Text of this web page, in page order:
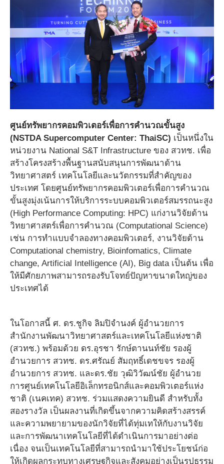
ศูนย์ทรัพยากรคอมพิวเตอร์เพื่อการคำนวณขั้นสูง
(NSTDA Supercomputer Center: ThaiSC) เป็นหนึ่งใน
หน่วยงาน National S&T Infrastructure ของ สวทช. เพื่อ
สร้างโครงสร้างพื้นฐานสนับสนุนการพัฒนาด้าน
วิทยาศาสตร์ เทคโนโลยีและนวัตกรรมที่สำคัญของ
ประเทศ โดยศูนย์ทรัพยากรคอมพิวเตอร์เพื่อการคำนวณ
ขั้นสูงมุ่งเน้นการให้บริการระบบคอมพิวเตอร์สมรรถนะสูง
(High Performance Computing: HPC) แก่งานวิจัยด้าน
วิทยาศาสตร์เพื่อการคำนวณ (Computational Science)
เช่น การทำแบบจำลองทางคอมพิวเตอร์, งานวิจัยด้าน
Computational chemistry, Bioinfomatics, Climate
change, Artificial Intelligence (AI), Big data เป็นต้น เพื่อ
ให้มีศักยภาพสามารถรองรับโจทย์ปัญหาขนาดใหญ่ของ
ประเทศได้
ในโอกาสนี้ ศ. ดร.ชูกิจ ลิมปิจำนงค์ ผู้อำนวยการ
สำนักงานพัฒนาวิทยาศาสตร์และเทคโนโลยีแห่งชาติ
(สวทช.) พร้อมด้วย ดร.อุรชา รักษ์ตานนท์ชัย รองผู้
อำนวยการ สวทช. ดร.ศรัณย์ สัมฤทธิ์เดชขจร รองผู้
อำนวยการ สวทช. และดร.ชัย วุฒิวิวัฒน์ชัย ผู้อำนวย
การศูนย์เทคโนโลยีอิเล็กทรอนิกส์และคอมพิวเตอร์แห่ง
ชาติ (เนคเทค) สวทช. ร่วมแสดงความยินดี สำหรับทั้ง
สองรางวัล เป็นผลงานที่เกิดขึ้นจากความคิดสร้างสรรค์
และความพยายามของนักวิจัยที่ได้ทุ่มเทให้กับงานวิจัย
และการพัฒนาเทคโนโลยีที่ได้ดำเนินการมาอย่างต่อ
เนื่อง จนเป็นเทคโนโลยีที่สามารถนำมาใช้ประโยชน์ก่อ
ให้เกิดผลกระทบทางเศรษฐกิจและสังคมอย่างเป็นรูปธรรม